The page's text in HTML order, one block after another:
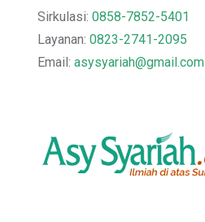
Sirkulasi: 0858-7852-5401
Layanan: 0823-2741-2095
Email: asysyariah@gmail.com